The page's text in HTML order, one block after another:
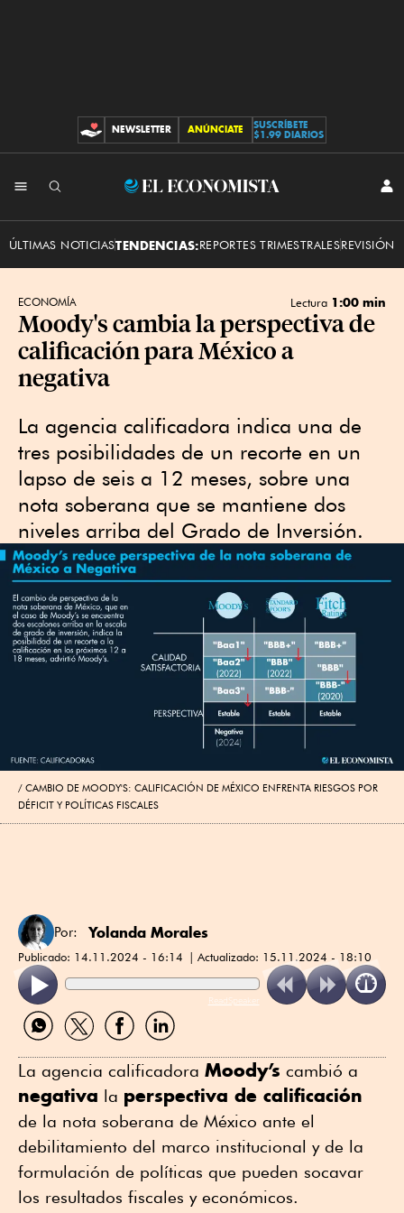
CONTRIBUCIONES
NEWSLETTER ANÚNCIATE
SUSCRÍBETE
$1.99 DIARIOS
El
ÚLTIMAS NOTICIASTENDENCIAS:REPORTES TRIMESTRALESREVISIÓN
ECONOMÍA Lectura 1:00 min
Moody's cambia la perspectiva de
calificación para México a
negativa
La agencia calificadora indica una de
tres posibilidades de un recorte en un
lapso de seis a 12 meses, sobre una
nota soberana que se mantiene dos
niveles arriba del Grado de Inversión.
CAMBIO DE MOODY'S: CALIFICACIÓN DE MÉXICO ENFRENTA RIESGOS POR
DÉFICIT Y POLÍTICAS FISCALES
Por: Yolanda Morales
Publicado: 14.11.2024 - 16:14 Actualizado: 15.11.2024 - 18:10
ReadSpeaker
Compartir
por
Compartir
por
Compartir
por
Compartir
por
La agencia calificadora Moody’s cambió a
negativa la perspectiva de calificación
de la nota soberana de México ante el
debilitamiento del marco institucional y de la
formulación de políticas que pueden socavar
los resultados fiscales y económicos.